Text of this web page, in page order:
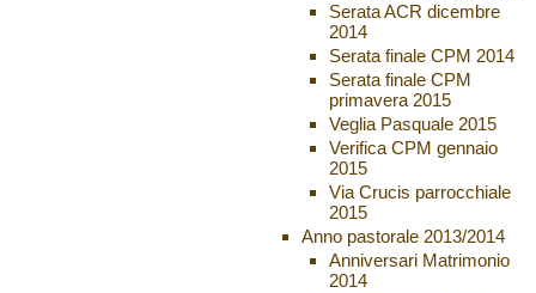
Serata ACR dicembre
2014
Serata finale CPM 2014
Serata finale CPM
primavera 2015
Veglia Pasquale 2015
Verifica CPM gennaio
2015
Via Crucis parrocchiale
2015
Anno pastorale 2013/2014
Anniversari Matrimonio
2014